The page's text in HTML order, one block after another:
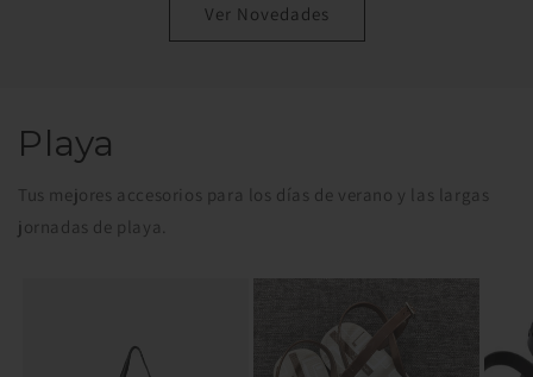
Ver Novedades
Playa
Tus mejores accesorios para los días de verano y las largas
jornadas de playa.